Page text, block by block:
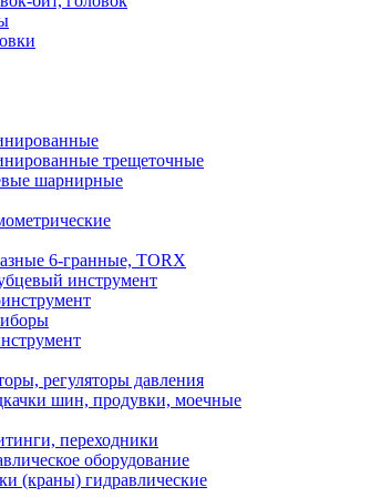
трещеточные
шарнирные
6-гранные, TORX
инструмент
регуляторы давления
шин, продувки, моечные
переходники
оборудование
(краны) гидравлические